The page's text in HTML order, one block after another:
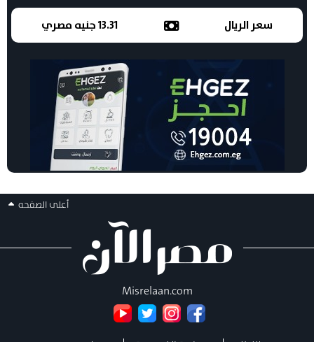
سعر الريال 13.31 جنيه مصري
أعلى الصفحه
Misrelaan.com